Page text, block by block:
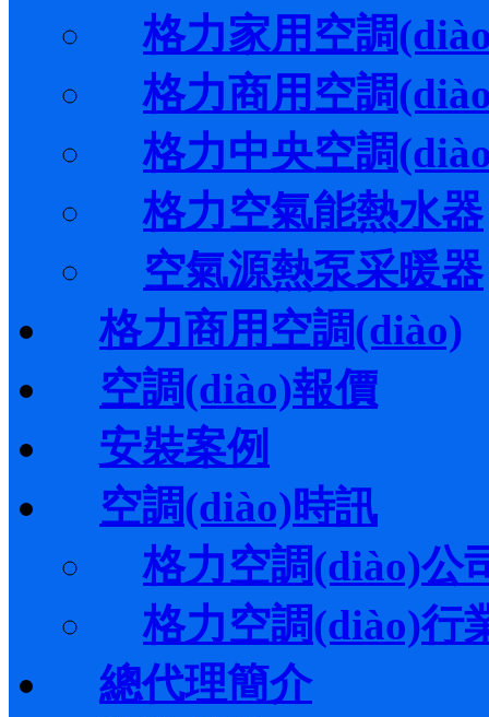
格力家用空調
格力商用空調
格力中央空調
格力空氣能熱水器
空氣源熱泵采暖器
格力商用空調(diào)
空調(diào)報價
安裝案例
空調(diào)時訊
格力空調(diào)公
格力空調(diào)行
總代理簡介